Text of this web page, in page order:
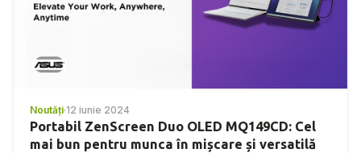
Noutăți·12 iunie 2024
Portabil ZenScreen Duo OLED MQ149CD: Cel
mai bun pentru munca în mișcare și versatilă